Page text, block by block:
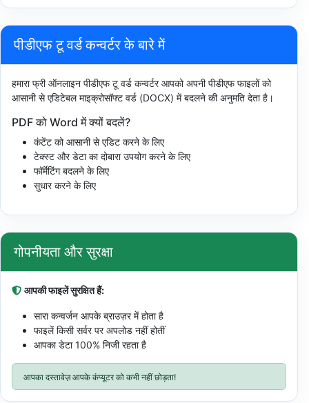
पीडीएफ टू वर्ड कन्वर्टर के बारे में
हमारा फ्री ऑनलाइन पीडीएफ टू वर्ड कन्वर्टर आपको अपनी पीडीएफ फाइलों को
आसानी से एडिटेबल माइक्रोसॉफ्ट वर्ड (DOCX) में बदलने की अनुमति देता है।
PDF को Word में क्यों बदलें?
कंटेंट को आसानी से एडिट करने के लिए
टेक्स्ट और डेटा का दोबारा उपयोग करने के लिए
फॉर्मेटिंग बदलने के लिए
सुधार करने के लिए
गोपनीयता और सुरक्षा
आपकी फाइलें सुरक्षित हैं:
सारा कन्वर्जन आपके ब्राउज़र में होता है
फाइलें किसी सर्वर पर अपलोड नहीं होतीं
आपका डेटा 100% निजी रहता है
आपका दस्तावेज़ आपके कंप्यूटर को कभी नहीं छोड़ता!